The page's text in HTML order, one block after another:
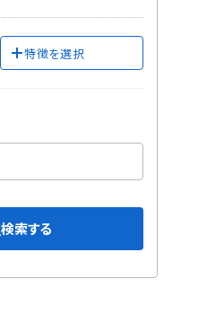
特徴を選択
検索する